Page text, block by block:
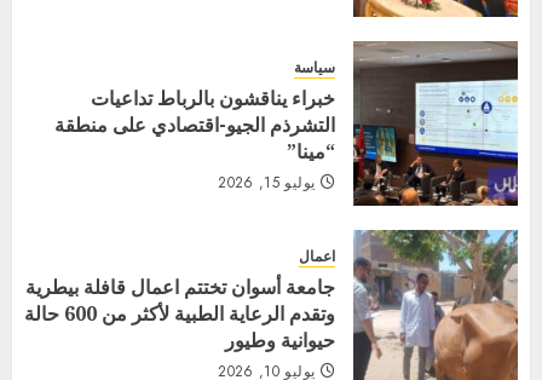
سياسة
خبراء يناقشون بالرباط تداعيات
التشرذم الجيو-اقتصادي على منطقة
“مينا”
يوليو 15, 2026
اعمال
جامعة أسوان تختتم اعمال قافلة بيطرية
وتقدم الرعاية الطبية لأكثر من 600 حالة
حيوانية وطيور
يوليو 10, 2026